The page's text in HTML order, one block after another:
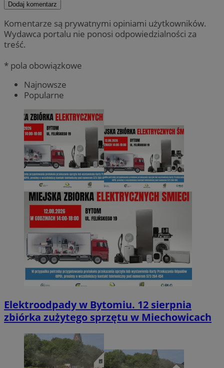
Dodaj komentarz
Komentarze są prywatnymi opiniami użytkowników.
Wydawca portalu nie ponosi odpowiedzialności za
treść.
* pola obowiązkowe
Najnowsze
Popularne
Elektroodpady w Bytomiu. 12 sierpnia
zbiórka zużytego sprzętu w Miechowicach